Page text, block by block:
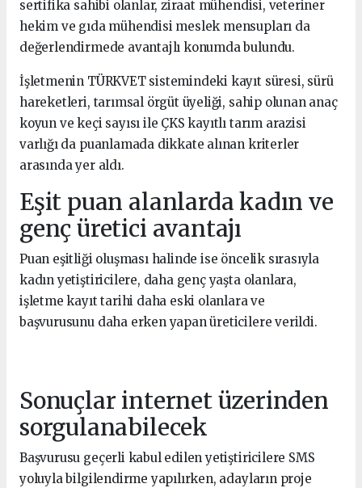
sertifika sahibi olanlar, ziraat mühendisi, veteriner
hekim ve gıda mühendisi meslek mensupları da
değerlendirmede avantajlı konumda bulundu.
İşletmenin TÜRKVET sistemindeki kayıt süresi, sürü
hareketleri, tarımsal örgüt üyeliği, sahip olunan anaç
koyun ve keçi sayısı ile ÇKS kayıtlı tarım arazisi
varlığı da puanlamada dikkate alınan kriterler
arasında yer aldı.
Eşit puan alanlarda kadın ve
genç üretici avantajı
Puan eşitliği oluşması halinde ise öncelik sırasıyla
kadın yetiştiricilere, daha genç yaşta olanlara,
işletme kayıt tarihi daha eski olanlara ve
başvurusunu daha erken yapan üreticilere verildi.
Sonuçlar internet üzerinden
sorgulanabilecek
Başvurusu geçerli kabul edilen yetiştiricilere SMS
yoluyla bilgilendirme yapılırken, adayların proje